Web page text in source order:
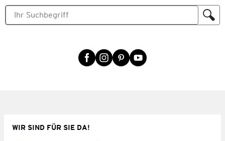
WIR SIND FÜR SIE DA!